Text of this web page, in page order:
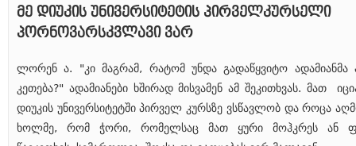
მე დიუკის უნივერსიტეტის პირველკურსელი
პორნოვარსკვლავი ვარ
ლორენ ა. "კი მაგრამ, რატომ უნდა გადაწყვიტო ადამიანმა
კეთება?" ადამიანები ხშირად მისვამენ ამ შეკითხვას. მათ
დიუკის უნივერსიტეტში პირველ კურსზე ვსწავლობ და როცა
ხოლმე, რომ ჭორი, რომელსაც მათ ყური მოჰკრეს ან